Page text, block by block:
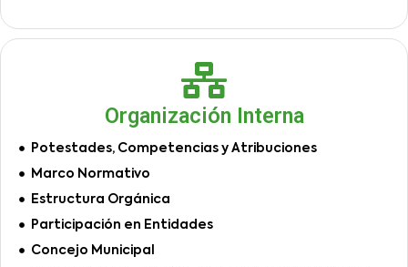
Organización Interna
Potestades, Competencias y Atribuciones
Marco Normativo
Estructura Orgánica
Participación en Entidades
Concejo Municipal